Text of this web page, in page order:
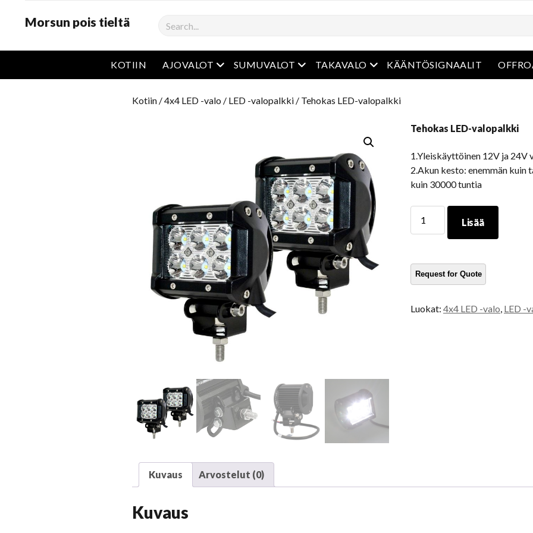
Morsun pois tieltä Haku
KOTIIN AJOVALOT avaa valikko
SUMUVALOT avaa valikko
TAKAVALO avaa valikko
KÄÄNTÖSIGNAALIT
Kotiin /4x4 LED -valo / LED -valopalkki / Tehokas LED-valopalkki
Tehokas LED-valopalkki
1.Yleiskäyttöinen 12V ja 24V
2.Akun kesto: enemmän kuin
kuin 30000 tuntia
LED-
valopalkki
Lisää
Luokat: 4x4 LED -valo, LED -
Kuvaus Arvostelut (0)
Kuvaus